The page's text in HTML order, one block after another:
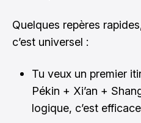
Quelques repères
c’est universel :
Tu veux un premier
Pékin + Xi’an +
logique, c’est